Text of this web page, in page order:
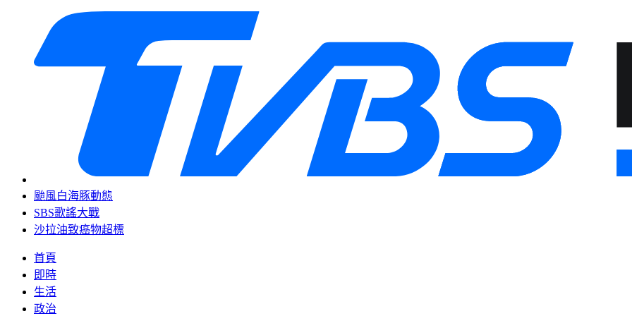
颱風白海豚動態
SBS歌謠大戰
沙拉油致癌物超標
首頁
即時
生活
政治